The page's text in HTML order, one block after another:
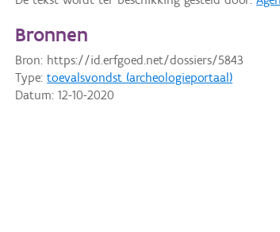
Bronnen
Bron: https://id.erfgoed.net/dossiers/5843
Type:toevalsvondst (archeologieportaal)
Datum:12-10-2020